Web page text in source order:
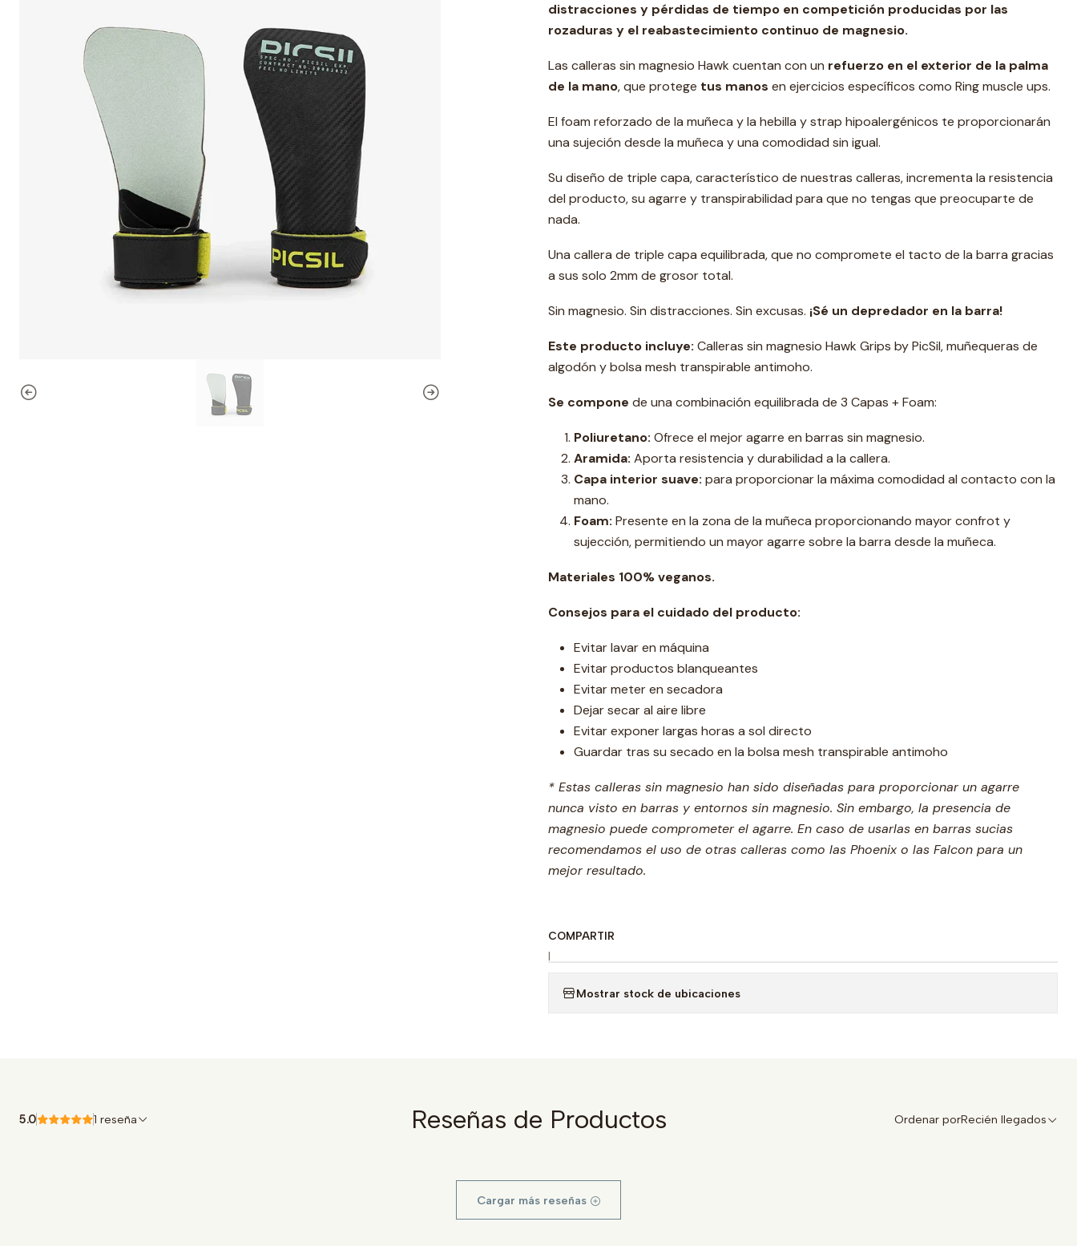
distracciones y pérdidas de tiempo en competición producidas por las
rozaduras y el reabastecimiento continuo de magnesio.
Las calleras sin magnesio Hawk cuentan con un refuerzo en el exterior de la palma
de la mano, que protege tus manos en ejercicios específicos como Ring muscle ups.
El foam reforzado de la muñeca y la hebilla y strap hipoalergénicos te proporcionarán
una sujeción desde la muñeca y una comodidad sin igual.
Su diseño de triple capa, característico de nuestras calleras, incrementa la resistencia
del producto, su agarre y transpirabilidad para que no tengas que preocuparte de
nada.
Una callera de triple capa equilibrada, que no compromete el tacto de la barra gracias
a sus solo 2mm de grosor total.
Sin magnesio. Sin distracciones. Sin excusas. ¡Sé un depredador en la barra!
Este producto incluye: Calleras sin magnesio Hawk Grips by PicSil, muñequeras de
algodón y bolsa mesh transpirable antimoho.
Se compone de una combinación equilibrada de 3 Capas + Foam:
Poliuretano: Ofrece el mejor agarre en barras sin magnesio.
Aramida: Aporta resistencia y durabilidad a la callera.
Capa interior suave: para proporcionar la máxima comodidad al contacto con la
mano.
Foam: Presente en la zona de la muñeca proporcionando mayor confrot y
sujección, permitiendo un mayor agarre sobre la barra desde la muñeca.
Materiales 100% veganos.
Consejos para el cuidado del producto:
Evitar lavar en máquina
Evitar productos blanqueantes
Evitar meter en secadora
Dejar secar al aire libre
Evitar exponer largas horas a sol directo
Guardar tras su secado en la bolsa mesh transpirable antimoho
* Estas calleras sin magnesio han sido diseñadas para proporcionar un agarre
nunca visto en barras y entornos sin magnesio. Sin embargo, la presencia de
magnesio puede comprometer el agarre. En caso de usarlas en barras sucias
recomendamos el uso de otras calleras como las Phoenix o las Falcon para un
mejor resultado.
COMPARTIR
|
Mostrar stock de ubicaciones
Reseñas de Productos
5.0 1 reseña Ordenar porRecién llegados
Cargar más reseñas